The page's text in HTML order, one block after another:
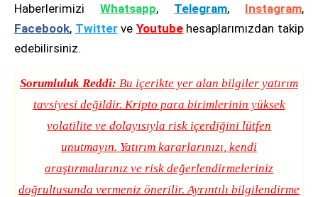
Haberlerimizi Whatsapp, Telegram, Instagram,
Facebook, Twitter ve Youtubehesaplarımızdan takip
edebilirsiniz.
Sorumluluk Reddi: Bu içerikte yer alan bilgiler yatırım
tavsiyesi değildir. Kripto para birimlerinin yüksek
volatilite ve dolayısıyla risk içerdiğini lütfen
unutmayın. Yatırım kararlarınızı, kendi
araştırmalarınız ve risk değerlendirmeleriniz
doğrultusunda vermeniz önerilir. Ayrıntılı bilgilendirme